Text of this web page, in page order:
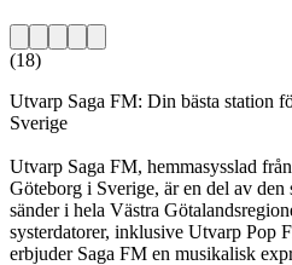
(18)
Utvarp Saga FM: Din bästa station
Sverige
Utvarp Saga FM, hemmasysslad
Göteborg i Sverige, är en del av
sänder i hela Västra
systerdatorer, inklusive Utvarp Pop
erbjuder Saga FM en musikalisk